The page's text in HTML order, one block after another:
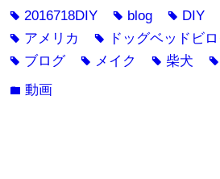
tag 2016718DIY tag blog tag DIY
tag アメリカ tag ドッグベッドビ
tag ブログ tag メイク tag 柴犬 tag
folder動画